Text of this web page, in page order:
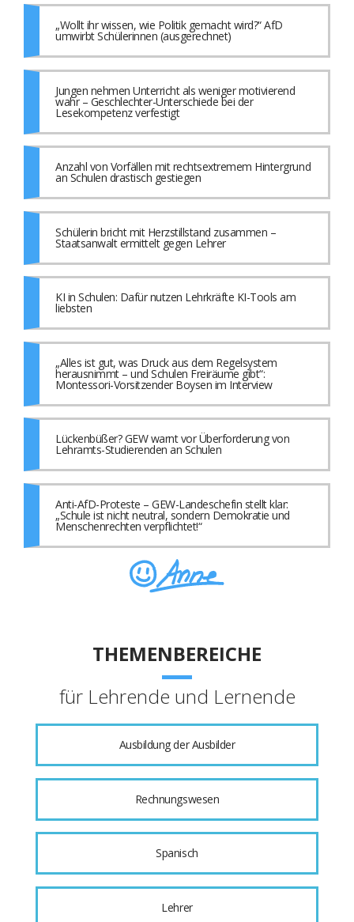
„Wollt ihr wissen, wie Politik gemacht wird?“ AfD
umwirbt Schülerinnen (ausgerechnet)
Jungen nehmen Unterricht als weniger motivierend
wahr – Geschlechter-Unterschiede bei der
Lesekompetenz verfestigt
Anzahl von Vorfällen mit rechtsextremem Hintergrund
an Schulen drastisch gestiegen
Schülerin bricht mit Herzstillstand zusammen –
Staatsanwalt ermittelt gegen Lehrer
KI in Schulen: Dafür nutzen Lehrkräfte KI-Tools am
liebsten
„Alles ist gut, was Druck aus dem Regelsystem
herausnimmt – und Schulen Freiräume gibt“:
Montessori-Vorsitzender Boysen im Interview
Lückenbüßer? GEW warnt vor Überforderung von
Lehramts-Studierenden an Schulen
Anti-AfD-Proteste – GEW-Landeschefin stellt klar:
„Schule ist nicht neutral, sondern Demokratie und
Menschenrechten verpflichtet!“
THEMENBEREICHE
für Lehrende und Lernende
Ausbildung der Ausbilder
Rechnungswesen
Spanisch
Lehrer